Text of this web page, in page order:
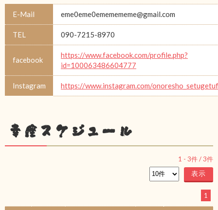
E-Mail eme0eme0ememememe@gmail.com
TEL 090-7215-8970
facebook
https://www.facebook.com/profile.php?
id=100063486604777
Instagram https://www.instagram.com/
幸座スケジュール
1 - 3件 /3件
1